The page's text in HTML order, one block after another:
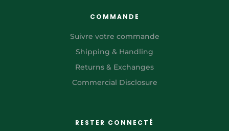
COMMANDE
Suivre votre commande
Shipping & Handling
Returns & Exchanges
Commercial Disclosure
RESTER CONNECTÉ